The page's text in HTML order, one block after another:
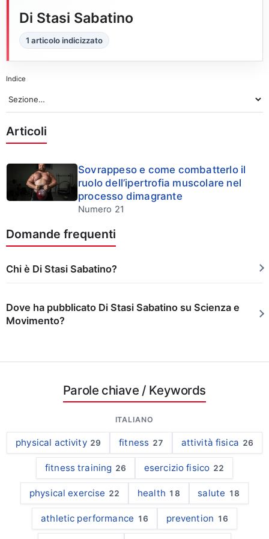
Di Stasi Sabatino
1 articolo indicizzato
Indice
Articoli
Sovrappeso e come combatterlo il
ruolo dell’ipertrofia muscolare nel
processo dimagrante
Numero 21
Domande frequenti
Chi è Di Stasi Sabatino?
Dove ha pubblicato Di Stasi Sabatino su Scienza e
Movimento?
Parole chiave / Keywords
ITALIANO
physical activity 29 fitness 27 attività fisica 26
fitness training 26 esercizio fisico 22
physical exercise 22 health 18 salute 18
athletic performance 16 prevention 16